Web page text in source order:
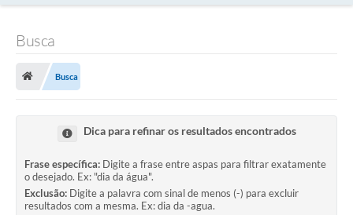
Transparência
CAPINA ECOLÓGICA
Listas de Espera - Unidade Básica de Saúde
Busca
Busca
Dica para refinar os resultados encontrados
Frase específica: Digite a frase entre aspas para filtrar exatamente
o desejado. Ex: "dia da água".
Exclusão: Digite a palavra com sinal de menos (-) para excluir
resultados com a mesma. Ex: dia da -agua.